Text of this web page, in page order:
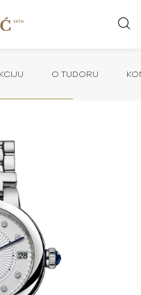
O TUDORU